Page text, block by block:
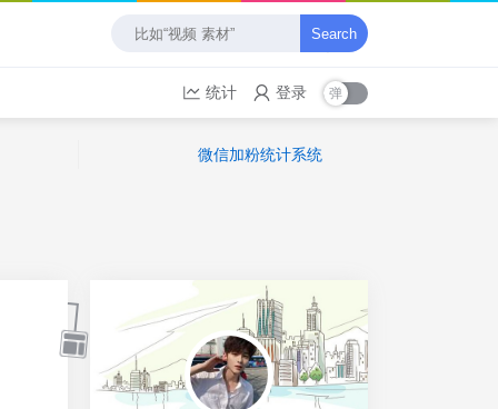
Search
统计 登录
微信加粉统计系统